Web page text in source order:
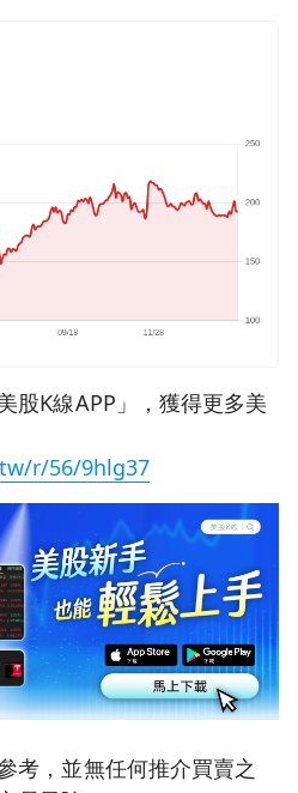
股K線APP」，獲得更多美
r/56/9hlg37
考，並無任何推介買賣之